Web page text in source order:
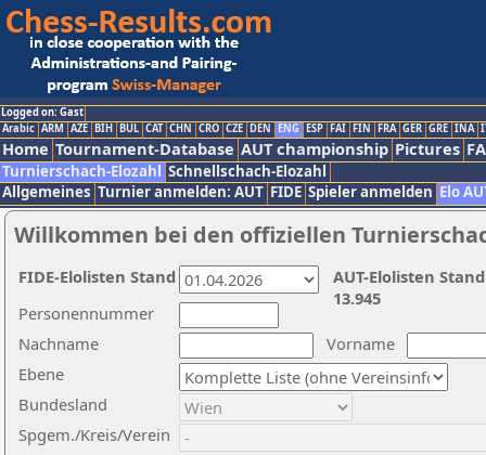
Logged on: Gast
Arabic ARM AZE BIH BUL CAT CHN CRO CZE DEN ENG ESP FAI FIN FRA GER GRE INA
Home Tournament-Database AUT championship Pictures
Turnierschach-Elozahl Schnellschach-Elozahl
Allgemeines Turnier anmelden: AUT FIDE Spieler anmelden Elo
Willkommen bei den offiziellen
Nachname
Vorname
Ebene
Personennummer
Bundesland
Spgem./Kreis/Verein
AUT-Elolisten
13.945
FIDE-Elolisten Stand